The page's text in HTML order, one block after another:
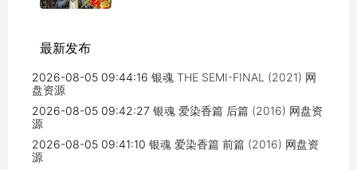
最新发布
2026-08-05 09:44:16 银魂 THE SEMI-FINAL (2021) 网
盘资源
2026-08-05 09:42:27 银魂 爱染香篇 后篇 (2016) 网盘资
源
2026-08-05 09:41:10 银魂 爱染香篇 前篇 (2016) 网盘资
源